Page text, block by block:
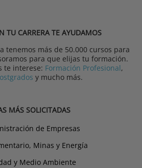
TU CARRERA TE AYUDAMOS
tenemos más de 50.000 cursos para
para que elijas tu formación.
te interese: Formación Profesional,
y mucho más.
MÁS SOLICITADAS
de Empresas
Minas y Energía
y Medio Ambiente